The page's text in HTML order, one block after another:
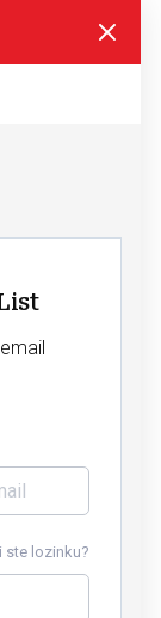
ste lozinku?